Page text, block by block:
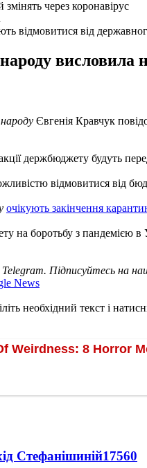
відмовитися від
висловила
Євгенія Кравчук
держбюджету будуть
відмовитися від
очікують закінчення
на боротьбу з пандемією в
Telegram. Підписуйтесь на
News
необхідний текст і
Стефанішиній17560